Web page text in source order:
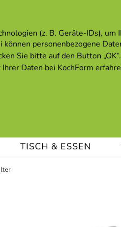
(z. B. Geräte-IDs),
können personenbezogene
Sie bitte auf den Button
Daten bei KochForm
TISCH & ESSEN